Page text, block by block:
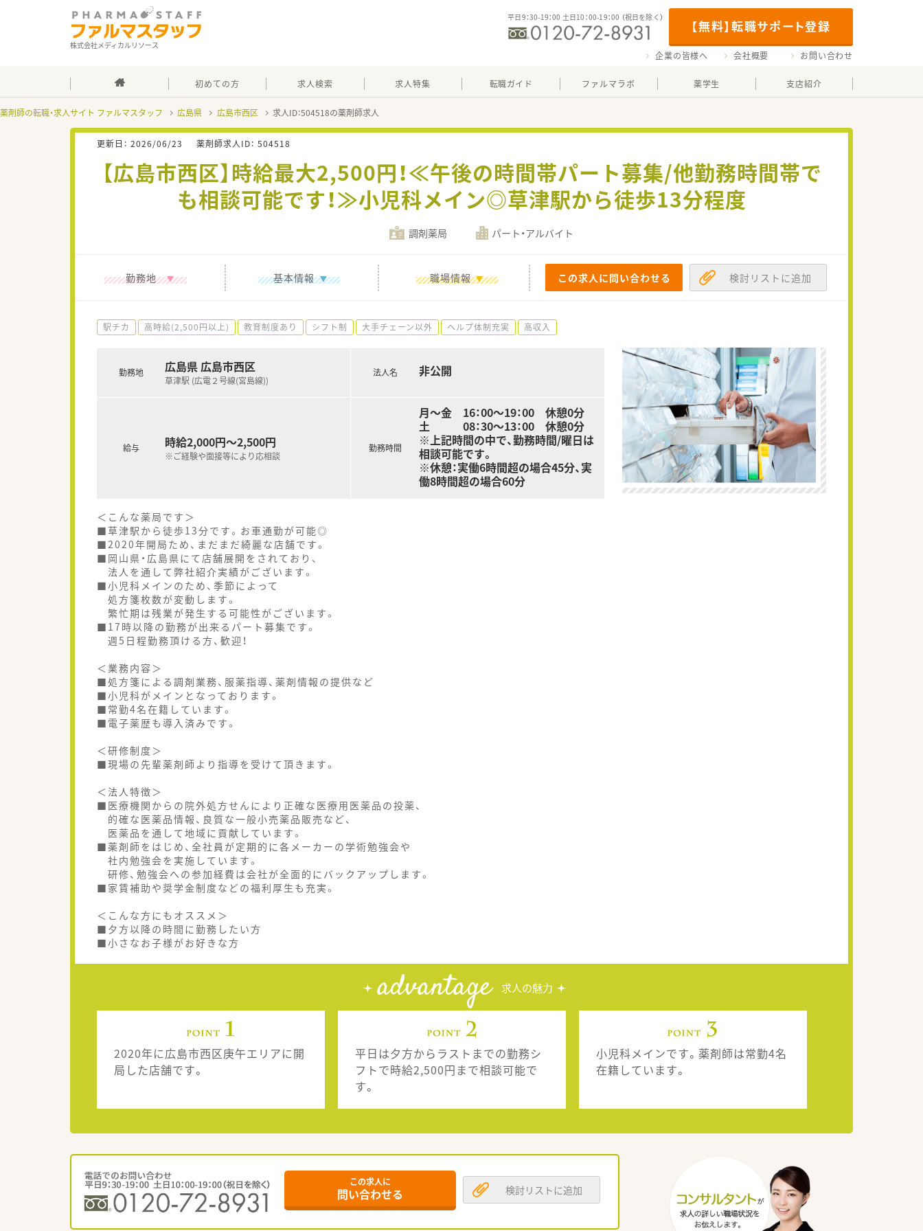
株式会社メディカルリソース
【無料】転職サポート登録
平日9：30-19：00 土日10：00-19：00 （祝日を除く）
企業の皆様へ 会社概要 お問い合わせ
初めての方 求人検索 求人特集 転職ガイド ファルマラボ 薬学生 支店紹介
薬剤師の転職・求人サイト ファルマスタッフ 広島県 広島市西区 求人ID：504518の薬剤師求人
更新日： 2026/06/23 薬剤師求人ID： 504518
【広島市西区】時給最大2,500円！≪午後の時間帯パート募集/他勤務時間帯で
も相談可能です！≫小児科メイン◎草津駅から徒歩13分程度
調剤薬局 パート・アルバイト
勤務地 基本情報 職場情報 この求人に問い合わせる 検討リストに追加
駅チカ 高時給(2,500円以上) 教育制度あり シフト制 大手チェーン以外 ヘルプ体制充実 高収入
勤務地 広島県 広島市西区
草津駅 (広電２号線(宮島線))
給与 時給2,000円～2,500円
※ご経験や面接等により応相談
法人名 非公開
勤務時間
月～金 16：00～19：00 休憩0分
土 08：30～13：00 休憩0分
※上記時間の中で、勤務時間/曜日は
相談可能です。
※休憩：実働6時間超の場合45分、実
働8時間超の場合60分
＜こんな薬局です＞
■草津駅から徒歩13分です。お車通勤が可能◎
■2020年開局ため、まだまだ綺麗な店舗です。
■岡山県・広島県にて店舗展開をされており、
法人を通して弊社紹介実績がございます。
■小児科メインのため、季節によって
処方箋枚数が変動します。
繁忙期は残業が発生する可能性がございます。
■17時以降の勤務が出来るパート募集です。
週5日程勤務頂ける方、歓迎！
＜業務内容＞
■処方箋による調剤業務、服薬指導、薬剤情報の提供など
■小児科がメインとなっております。
■常勤4名在籍しています。
■電子薬歴も導入済みです。
＜研修制度＞
■現場の先輩薬剤師より指導を受けて頂きます。
＜法人特徴＞
■医療機関からの院外処方せんにより正確な医療用医薬品の投薬、
的確な医薬品情報、良質な一般小売薬品販売など、
医薬品を通して地域に貢献しています。
■薬剤師をはじめ、全社員が定期的に各メーカーの学術勉強会や
社内勉強会を実施しています。
研修、勉強会への参加経費は会社が全面的にバックアップします。
■家賃補助や奨学金制度などの福利厚生も充実。
＜こんな方にもオススメ＞
■夕方以降の時間に勤務したい方
■小さなお子様がお好きな方
advantage 求人の魅力
2020年に広島市西区庚午エリアに開
局した店舗です。
平日は夕方からラストまでの勤務シ
フトで時給2,500円まで相談可能で
す。
小児科メインです。薬剤師は常勤4名
在籍しています。
この求人に
問い合わせる 検討リストに追加